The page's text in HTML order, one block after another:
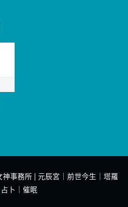
神事務所 | 元辰宮｜前世今生｜塔羅
占卜｜催眠